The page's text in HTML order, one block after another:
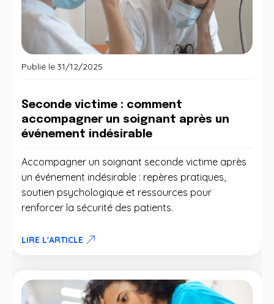
Publié le 31/12/2025
Seconde victime : comment
accompagner un soignant après un
événement indésirable
Accompagner un soignant seconde victime après
un événement indésirable : repères pratiques,
soutien psychologique et ressources pour
renforcer la sécurité des patients.
LIRE L'ARTICLE